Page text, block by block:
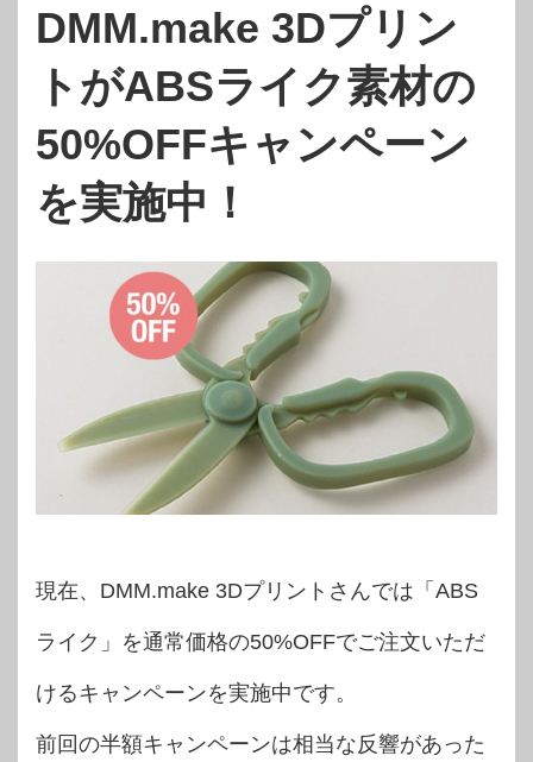
DMM.make 3Dプリン
トがABSライク素材の
50%OFFキャンペーン
を実施中！
現在、DMM.make 3Dプリントさんでは「ABS
ライク」を通常価格の50%OFFでご注文いただ
けるキャンペーンを実施中です。
前回の半額キャンペーンは相当な反響があった